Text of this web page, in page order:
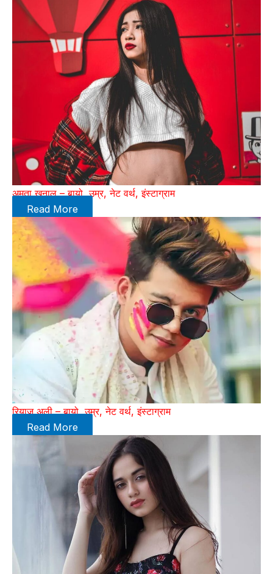
अमृता खनाल – बायो, उम्र, नेट वर्थ, इंस्टाग्राम
Read More
रियाज अली – बायो, उम्र, नेट वर्थ, इंस्टाग्राम
Read More